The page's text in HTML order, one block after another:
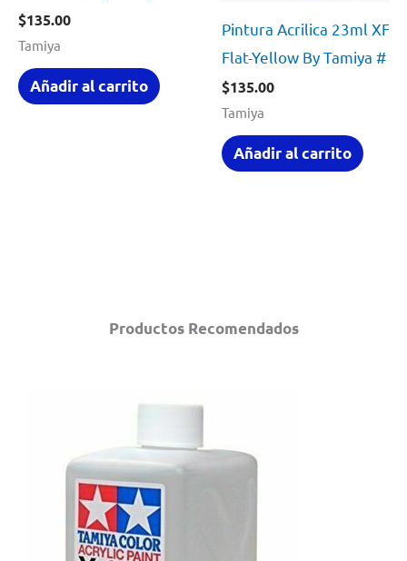
Productos Recomendados
$135.00
Tamiya
Añadir al carrito
Pintura Acrilica 23ml XF3
Flat-Yellow By Tamiya #
$135.00
Tamiya
Añadir al carrito